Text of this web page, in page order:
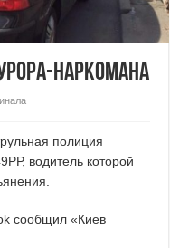
наркомана
полиция
водитель которой
сообщил «Киев